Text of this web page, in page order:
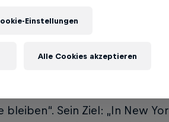
eher leer lassen, nur ein paar
„Damit ich sie schnell parat
lebt seit sieben Jahren in
– und eines
bleiben“. Sein Ziel: „In New
Einstellungen
Alle Cookies akzeptieren